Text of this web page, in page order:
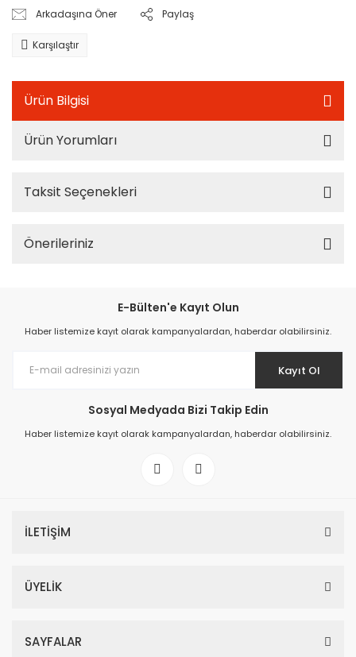
Arkadaşına Öner Paylaş
Karşılaştır
Ürün Bilgisi
Ürün Yorumları
Taksit Seçenekleri
Önerileriniz
E-Bülten'e Kayıt Olun
Haber listemize kayıt olarak kampanyalardan, haberdar olabilirsiniz.
Kayıt Ol
Sosyal Medyada Bizi Takip Edin
Haber listemize kayıt olarak kampanyalardan, haberdar olabilirsiniz.
İLETİŞİM
ÜYELİK
SAYFALAR